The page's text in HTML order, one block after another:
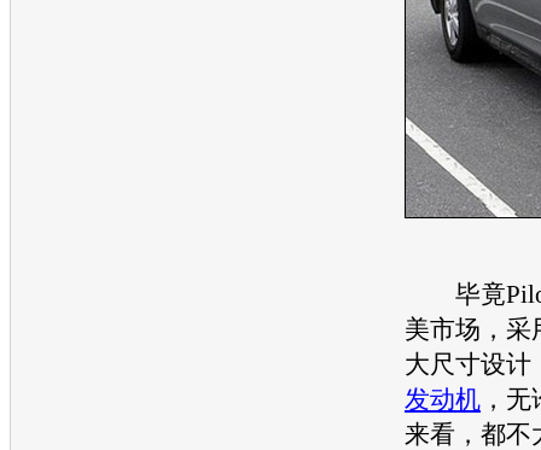
毕竟
美市场，采
大尺寸设计
发动机 ，
来看，都不